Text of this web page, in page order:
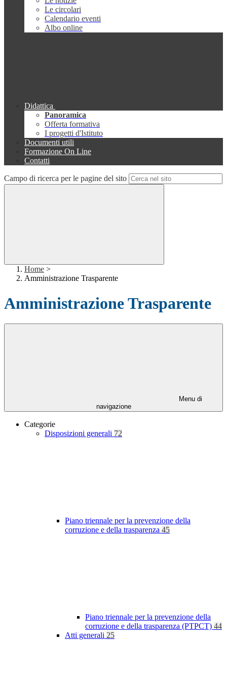
Le circolari
Calendario eventi
Albo online
Didattica
Panoramica
Offerta formativa
I progetti d'Istituto
Documenti utili
Formazione On Line
Contatti
Campo di ricerca per le pagine del sito
Home >
Amministrazione Trasparente
Amministrazione Trasparente
Menu di
navigazione
Categorie
Disposizioni generali 72
Piano triennale per la prevenzione della
corruzione e della trasparenza 45
Piano triennale per la prevenzione della
corruzione e della trasparenza (PTPCT) 44
Atti generali 25